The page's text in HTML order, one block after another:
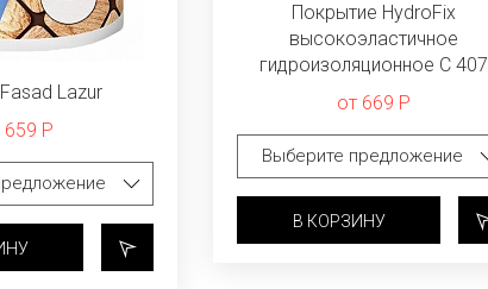
Lazur
659 Р
Покрытие HydroFix
высокоэластичное
гидроизоляционное C 407
от 669 Р
В КОРЗИНУ